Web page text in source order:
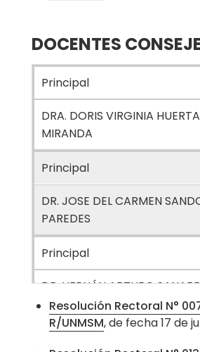
DOCENTES
Principal
DRA. DORIS VIRGINIA
MIRANDA
Principal
DR. JOSE DEL CARMEN
PAREDES
Principal
DR. HERNÁN ARTURO
Asociado
Resolución Rectoral N°
R/UNMSM, de fecha 17 de